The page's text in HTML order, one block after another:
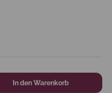
In den Warenkorb